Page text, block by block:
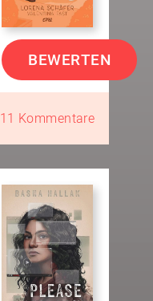
BEWERTEN
11 Kommentare